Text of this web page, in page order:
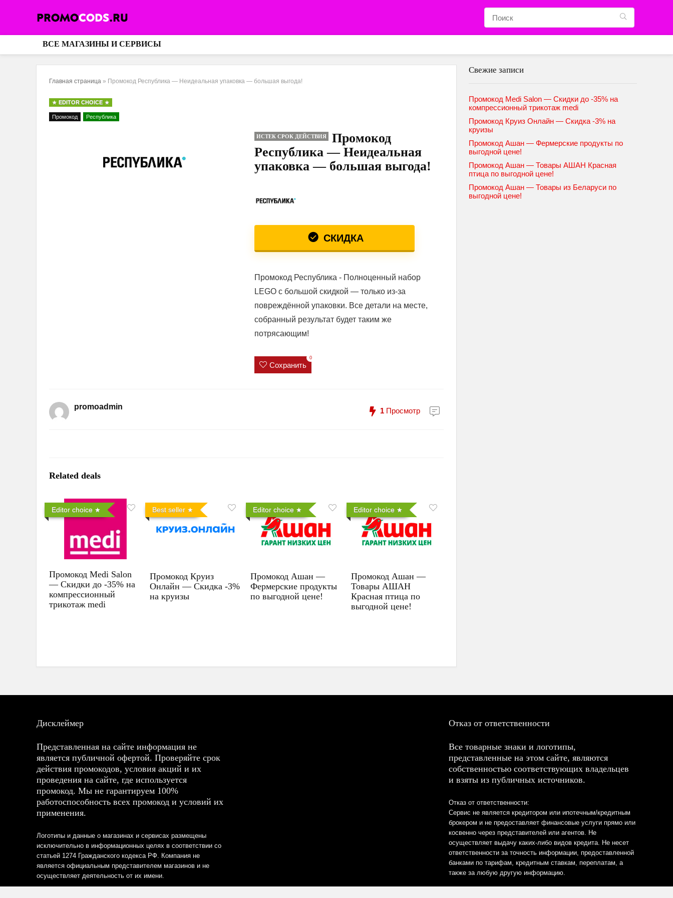
ВСЕ МАГАЗИНЫ И СЕРВИСЫ
Главная страница » Промокод Республика — Неидеальная упаковка — большая выгода!
EDITOR CHOICE
Промокод Республика
ИСТЕК СРОК ДЕЙСТВИЯ
Промокод
Республика — Неидеальная
упаковка — большая выгода!
СКИДКА
Промокод Республика - Полноценный набор
LEGO с большой скидкой — только из-за
повреждённой упаковки. Все детали на месте,
собранный результат будет таким же
потрясающим!
Сохранить
0
promoadmin 1 Просмотр
Related deals
Editor choice
Промокод Medi Salon
— Скидки до -35% на
компрессионный
трикотаж medi
Best seller
Промокод Круиз
Онлайн — Скидка -3%
на круизы
Editor choice
Промокод Ашан —
Фермерские продукты
по выгодной цене!
Editor choice
Промокод Ашан —
Товары АШАН
Красная птица по
выгодной цене!
Свежие записи
Промокод Medi Salon — Скидки до -35% на
компрессионный трикотаж medi
Промокод Круиз Онлайн — Скидка -3% на
круизы
Промокод Ашан — Фермерские продукты по
выгодной цене!
Промокод Ашан — Товары АШАН Красная
птица по выгодной цене!
Промокод Ашан — Товары из Беларуси по
выгодной цене!
Дисклеймер
Представленная на сайте информация не
является публичной офертой. Проверяйте срок
действия промокодов, условия акций и их
проведения на сайте, где используется
промокод. Мы не гарантируем 100%
работоспособность всех промокод и условий их
применения.
Логотипы и данные о магазинах и сервисах размещены
исключительно в информационных целях в соответствии со
статьей 1274 Гражданского кодекса РФ. Компания не
является официальным представителем магазинов и не
осуществляет деятельность от их имени.
Отказ от ответственности
Все товарные знаки и логотипы,
представленные на этом сайте, являются
собственностью соответствующих владельцев
и взяты из публичных источников.
Отказ от ответственности:
Сервис не является кредитором или ипотечным/кредитным
брокером и не предоставляет финансовые услуги прямо или
косвенно через представителей или агентов. Не
осуществляет выдачу каких-либо видов кредита. Не несет
ответственности за точность информации, предоставленной
банками по тарифам, кредитным ставкам, переплатам, а
также за любую другую информацию.